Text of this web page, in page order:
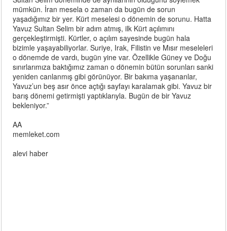
mümkün. İran mesela o zaman da bugün de sorun
yaşadığımız bir yer. Kürt meselesi o dönemin de sorunu. Hatta
Yavuz Sultan Selim bir adım atmış, ilk Kürt açılımını
gerçekleştirmişti. Kürtler, o açılım sayesinde bugün hala
bizimle yaşayabiliyorlar. Suriye, Irak, Filistin ve Mısır meseleleri
o dönemde de vardı, bugün yine var. Özellikle Güney ve Doğu
sınırlarımıza baktığımız zaman o dönemin bütün sorunları sanki
yeniden canlanmış gibi görünüyor. Bir bakıma yaşananlar,
Yavuz’un beş asır önce açtığı sayfayı karalamak gibi. Yavuz bir
barış dönemi getirmişti yaptıklarıyla. Bugün de bir Yavuz
bekleniyor.”
AA
memleket.com
alevi haber